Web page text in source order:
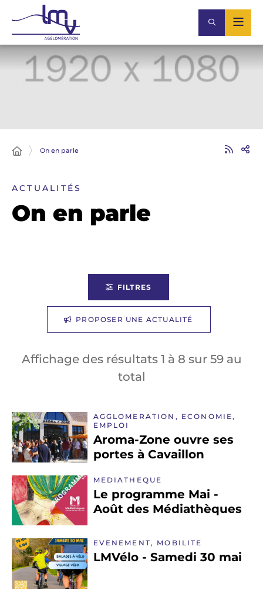
On en parle
ACTUALITÉS
On en parle
FILTRES
PROPOSER UNE ACTUALITÉ
Affichage des résultats 1 à 8 sur 59au
total
AGGLOMERATION, ECONOMIE,
EMPLOI
Aroma-Zone ouvre ses
portes à Cavaillon
MEDIATHEQUE
Le programme Mai -
Août des Médiathèques
EVENEMENT, MOBILITE
LMVélo - Samedi 30 mai